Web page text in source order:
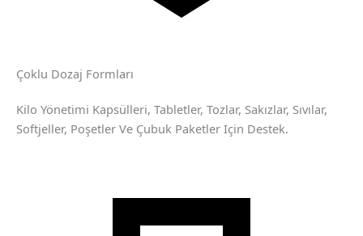
Çoklu Dozaj Formları
Kilo Yönetimi Kapsülleri, Tabletler, Tozlar, Sakızlar, Sıvılar,
Softjeller, Poşetler Ve Çubuk Paketler Için Destek.